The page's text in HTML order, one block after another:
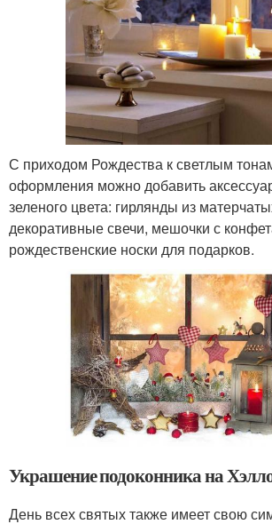
С приходом Рождества к светлым
оформления можно добавить
зеленого цвета: гирлянды из
декоративные свечи, мешочки с
рождественские носки для подарков.
Украшение подоконника на
День всех святых также имеет свою